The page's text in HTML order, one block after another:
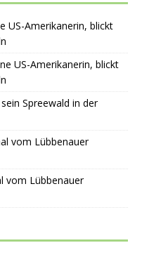
US-Amerikanerin, blickt
US-Amerikanerin, blickt
Spreewald in der
vom Lübbenauer
vom Lübbenauer